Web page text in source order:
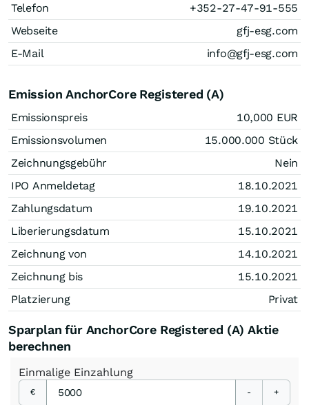
Telefon
+352-27-47-91-555
Webseite
gfj-esg.com
E-Mail
info@gfj-esg.com
Emission AnchorCore Registered (A)
Emissionspreis 10,000 EUR
Emissionsvolumen
15.000.000 Stück
Zeichnungsgebühr
Nein
IPO Anmeldetag
18.10.2021
Zahlungsdatum
19.10.2021
Liberierungsdatum
15.10.2021
Zeichnung von
14.10.2021
Zeichnung bis
15.10.2021
Platzierung
Privat
Sparplan für AnchorCore Registered (A) Aktie
berechnen
Einmalige Einzahlung
€ - +